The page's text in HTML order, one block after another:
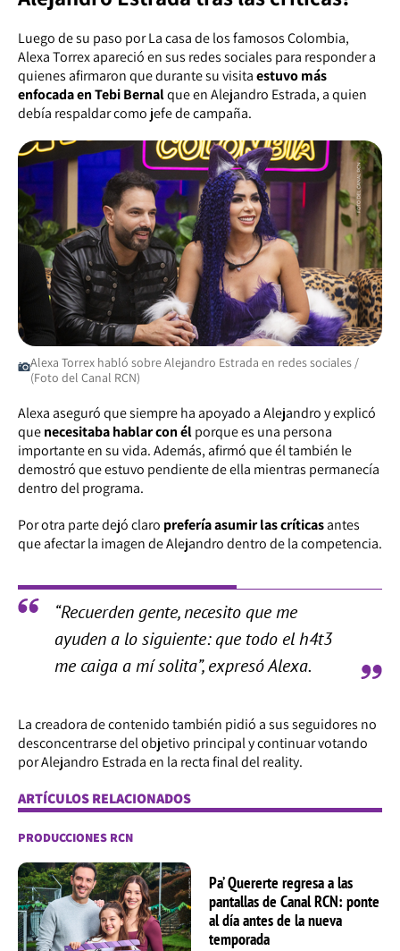
Luego de su paso por La casa de los famosos Colombia,
Alexa Torrex apareció en sus redes sociales para responder a
quienes afirmaron que durante su visitaestuvo más
enfocada en Tebi Bernalque en Alejandro Estrada, a quien
debía respaldar como jefe de campaña.
Alexa Torrex habló sobre Alejandro Estrada en redes sociales /
(Foto del Canal RCN)
Alexa aseguró que siempre ha apoyado a Alejandro y explicó
quenecesitaba hablar con élporque es una persona
importante en su vida. Además, afirmó que él también le
demostró que estuvo pendiente de ella mientras permanecía
dentro del programa.
Por otra parte dejó claro prefería asumir las críticasantes
que afectar la imagen de Alejandro dentro de la competencia.
“Recuerden gente, necesito que me
ayuden a lo siguiente: que todo el h4t3
me caiga a mí solita”, expresó Alexa.
La creadora de contenido también pidió a sus seguidores no
desconcentrarse del objetivo principal y continuar votando
por Alejandro Estrada en la recta final del reality.
ARTÍCULOS RELACIONADOS
PRODUCCIONES RCN
Pa’ Quererte regresa a las
pantallas de Canal RCN: ponte
al día antes de la nueva
temporada